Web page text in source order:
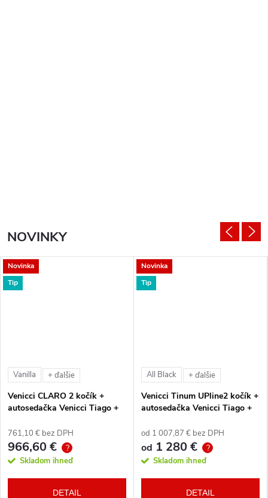
NOVINKY
Novinka
Tip
Vanilla + ďalšie
Venicci CLARO 2 kočík +
autosedačka Venicci Tiago +
761,10 € bez DPH
966,60 € ?
Skladom ihneď
DETAIL
Novinka
Tip
All Black + ďalšie
Venicci Tinum UPline2 kočík +
autosedačka Venicci Tiago +
od 1 007,87 € bez DPH
od 1 280 € ?
Skladom ihneď
DETAIL